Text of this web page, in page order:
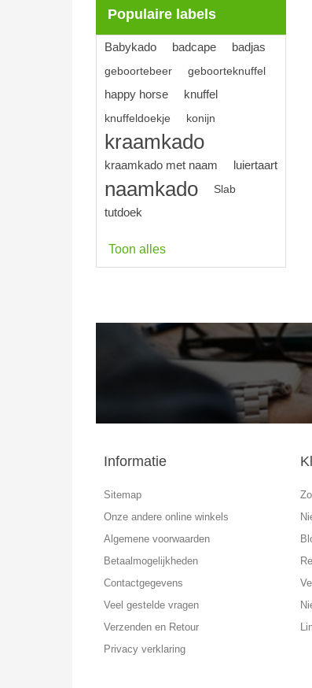
Populaire labels
Babykado badcape badjas
geboortebeer geboorteknuffel
happy horse knuffel
knuffeldoekje konijn
kraamkado
kraamkado met naam luiertaart
naamkado Slab
tutdoek
Toon alles
Informatie
Sitemap
Onze andere online winkels
Algemene voorwaarden
Betaalmogelijkheden
Contactgegevens
Veel gestelde vragen
Verzenden en Retour
Privacy verklaring